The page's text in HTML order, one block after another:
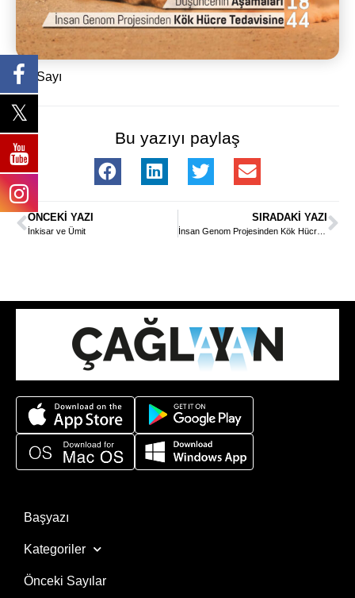
79. Sayı
Bu yazıyı paylaş
ÖNCEKI YAZI
İnkisar ve Ümit
SIRADAKI YAZI
İnsan Genom Projesinden Kök Hücre Tedavisine
Başyazı
Kategoriler
Önceki Sayılar